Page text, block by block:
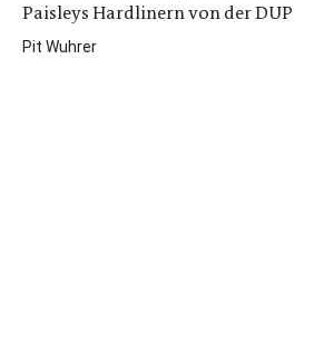
Paisleys Hardlinern von der DUP
Pit Wuhrer